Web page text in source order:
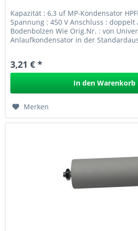
Kapazität : 6,3 uf MP-Kondensator
Spannung : 450 V Anschluss : doppelt
Bodenbolzen Wie Orig.Nr. : von
Anlaufkondensator in der
3,21 € *
In den Warenkorb
Merken